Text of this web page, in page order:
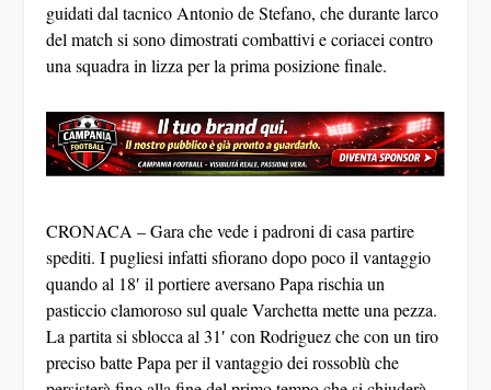
guidati dal tacnico Antonio de Stefano, che durante larco
del match si sono dimostrati combattivi e coriacei contro
una squadra in lizza per la prima posizione finale.
CRONACA – Gara che vede i padroni di casa partire
spediti. I pugliesi infatti sfiorano dopo poco il vantaggio
quando al 18′ il portiere aversano Papa rischia un
pasticcio clamoroso sul quale Varchetta mette una pezza.
La partita si sblocca al 31′ con Rodriguez che con un tiro
preciso batte Papa per il vantaggio dei rossoblù che